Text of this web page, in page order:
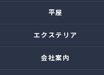
平屋
エクステリア
会社案内